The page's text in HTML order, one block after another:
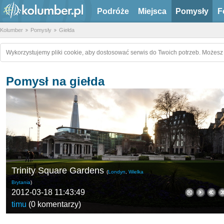
Podróże Miejsca Pomysły
Kolumber Pomysły Giełda
Wykorzystujemy pliki cookie, aby dostosować serwis do Twoich potrzeb.
Pomysł na giełda
Trinity Square Gardens (Londyn
Wielka
Brytania)
2012-03-18 11:43:49
timu (0 komentarzy)